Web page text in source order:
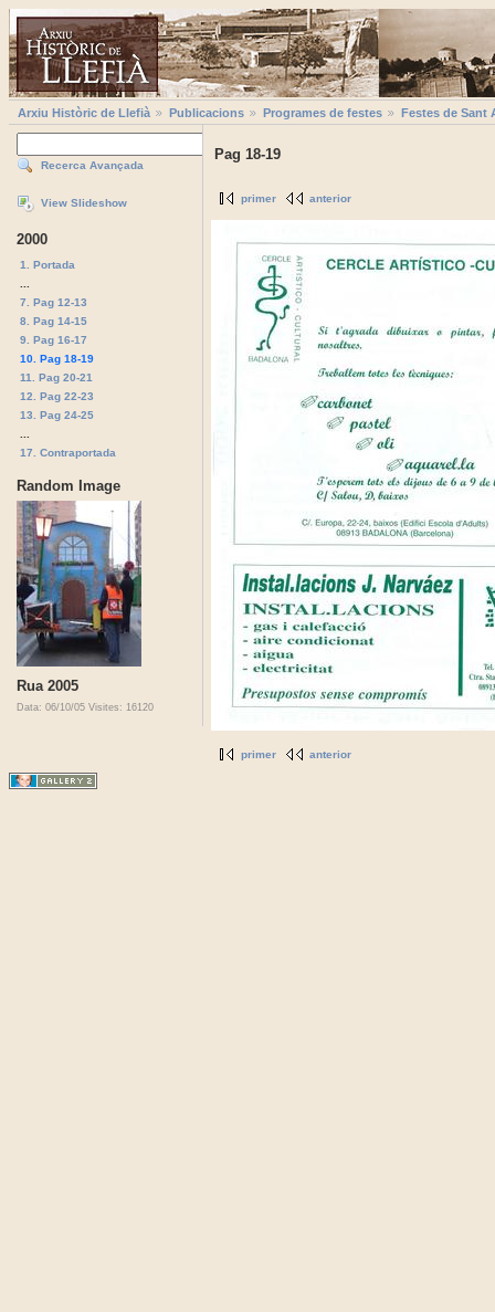
Arxiu Històric de Llefià Publicacions Programes de festes Festes de Sant
Recerca Avançada
View Slideshow
2000
1. Portada
7. Pag 12-13
8. Pag 14-15
9. Pag 16-17
10. Pag 18-19
11. Pag 20-21
12. Pag 22-23
13. Pag 24-25
17. Contraportada
Random Image
Rua 2005
Data: 06/10/05 Visites: 16120
Pag 18-19
primer anterior
primer anterior